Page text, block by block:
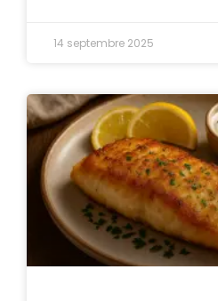
14 septembre 2025